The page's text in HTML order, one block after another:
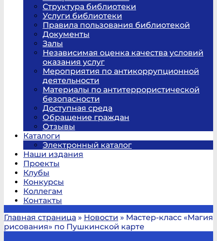
Структура библиотеки
Услуги библиотеки
Правила пользования библиотекой
Документы
Залы
Независимая оценка качества условий
оказания услуг
Мероприятия по антикоррупционной
деятельности
Материалы по антитеррористической
безопасности
Доступная среда
Обращение граждан
Отзывы
Каталоги
Электронный каталог
Наши издания
Проекты
Клубы
Конкурсы
Коллегам
Контакты
Главная страница » Новости » Мастер-класс «Магия
рисования» по Пушкинской карте